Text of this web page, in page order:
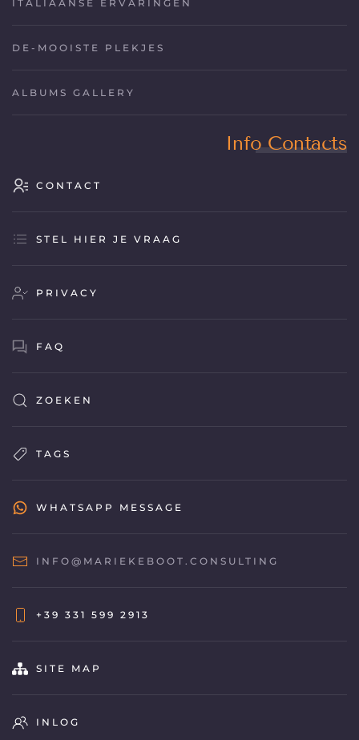
ITALIAANSE ERVARINGEN
DE-MOOISTE PLEKJES
ALBUMS GALLERY
Info Contacts
CONTACT
STEL HIER JE VRAAG
PRIVACY
FAQ
ZOEKEN
TAGS
WHATSAPP MESSAGE
INFO@MARIEKEBOOT.CONSULTING
+39 331 599 2913
SITE MAP
INLOG